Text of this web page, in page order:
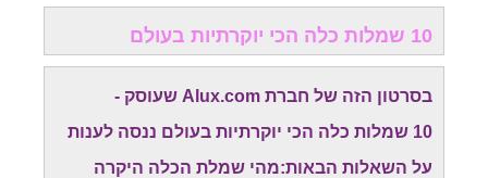
10 שמלות כלה הכי יוקרתיות בעולם
בסרטון הזה של חברת Alux.com שעוסק -
10 שמלות כלה הכי יוקרתיות בעולם ננסה לענות
על השאלות הבאות:מהי שמלת הכלה היקרה